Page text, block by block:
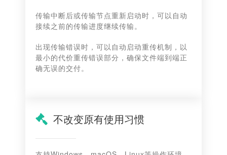
传输中断后或传输节点重新启动时，可以自动
接续之前的传输进度继续传输。
出现传输错误时，可以自动启动重传机制，以
最小的代价重传错误部分，确保文件端到端正
确无误的交付。
不改变原有使用习惯